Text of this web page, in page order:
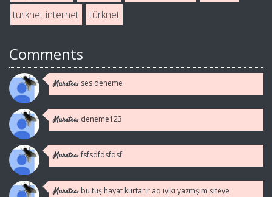
turknet internet
türknet
Comments
Muratca: ses deneme
Muratca: deneme123
Muratca:fsfsdfdsfdsf
Muratca: bu tuş hayat kurtarır aq iyiki yazmşım siteye